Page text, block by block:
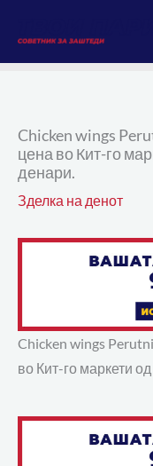
content
Chicken wings
цена во Кит-го
денари.
Зделка на денот
Chicken wings
во Кит-го маркети